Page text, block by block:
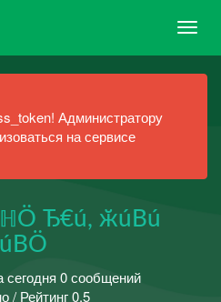
Администратору
на сервисе
Ђ€ú, ӂúBú
сегодня 0 сообщений
/ Рейтинг 0.5